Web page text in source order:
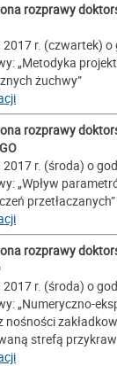
rozprawy
2017 r. (czwartek) o
„Metodyka
żuchwy”
rozprawy
r. (środa) o
„Wpływ
przetłaczanych”
rozprawy
r. (środa) o
„Numeryczno-
nośności
strefą